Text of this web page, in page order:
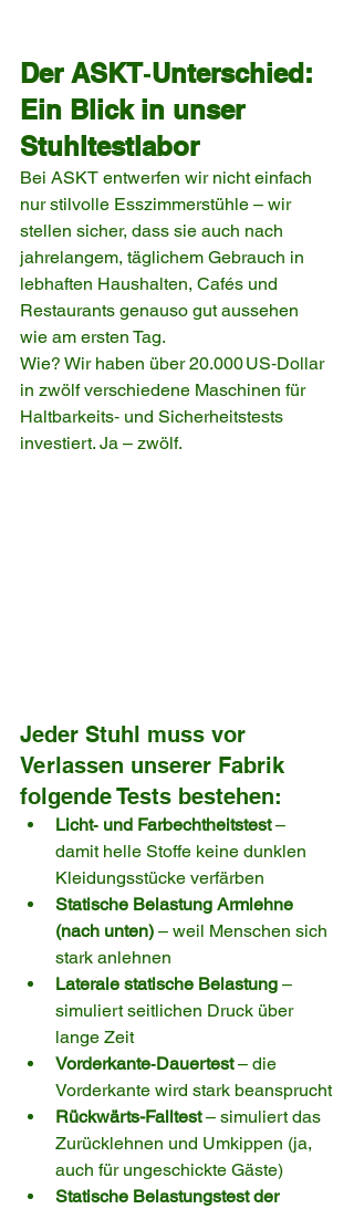
Der ASKT‑Unterschied:
Ein Blick in unser
Stuhltestlabor
Bei ASKT entwerfen wir nicht einfach
nur stilvolle Esszimmerstühle – wir
stellen sicher, dass sie auch nach
jahrelangem, täglichem Gebrauch in
lebhaften Haushalten, Cafés und
Restaurants genauso gut aussehen
wie am ersten Tag.
Wie? Wir haben über 20.000 US‑Dollar
in zwölf verschiedene Maschinen für
Haltbarkeits‑ und Sicherheitstests
investiert. Ja – zwölf.
Jeder Stuhl muss vor
Verlassen unserer Fabrik
folgende Tests bestehen:
Licht‑ und Farbechtheitstest –
damit helle Stoffe keine dunklen
Kleidungsstücke verfärben
Statische Belastung Armlehne
(nach unten) – weil Menschen sich
stark anlehnen
Laterale statische Belastung –
simuliert seitlichen Druck über
lange Zeit
Vorderkante‑Dauertest – die
Vorderkante wird stark beansprucht
Rückwärts-Falltest – simuliert das
Zurücklehnen und Umkippen (ja,
auch für ungeschickte Gäste)
Statische Belastungstest der